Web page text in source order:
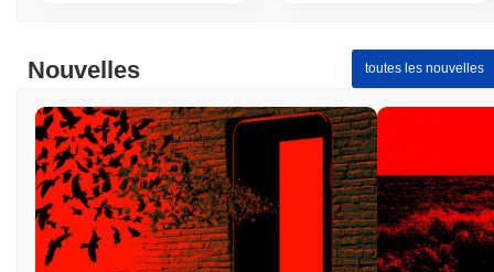
Nouvelles toutes les nouvelles